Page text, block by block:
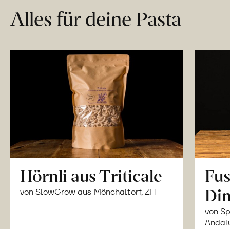
Alles für deine Pasta
Hörnli aus Triticale
von SlowGrow aus Mönchaltorf, ZH
von